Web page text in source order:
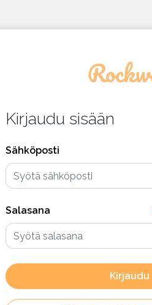
Kirjaudu sisään
Sähköposti
Salasana
Kirjaudu